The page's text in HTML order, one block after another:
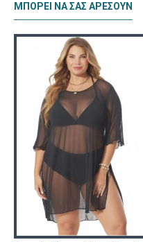
ΜΠΟΡΕΊ ΝΑ ΣΑΣ ΑΡΈΣΟΥΝ